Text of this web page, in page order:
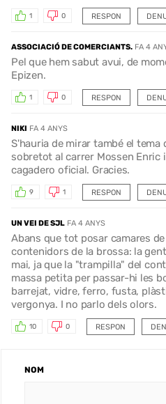
RESPON
1 0
ASSOCIACIÓ DE COMERCIANTS. FA 4
Pel que hem sabut avui, de
Epizen.
RESPON
1 0
NIKI FA 4 ANYS
S'hauria de mirar també el tema
sobretot al carrer Mossen Enric
cagadero oficial. Gracies.
RESPON
9 1
UN VEI DE SJL FA 4 ANYS
Abans que tot posar camares
contenidors de la brossa: la
mai, ja que la "trampilla" del
massa petita per passar-hi les
barrejat, vidre, ferro, fusta,
vergonya. I no parlo dels olors.
RESPON
10 0
NOM